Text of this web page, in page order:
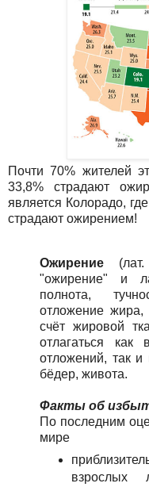
Почти 70% жителей
33,8% страдают
является Колорадо,
страдают ожирением!
Ожирение
"ожирение" и
полнота,
отложение жира,
счёт жировой
отлагаться как
отложений, так
бёдер, живота.
Факты об
По последним
мире
взрослых